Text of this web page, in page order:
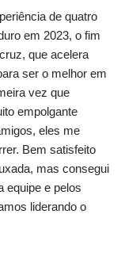
de quatro
em 2023, o fim
que acelera
ser o melhor em
vez que
empolgante
eles me
Bem satisfeito
mas consegui
equipe e pelos
liderando o